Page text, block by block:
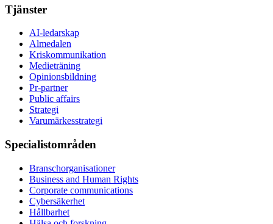
Tjänster
AI-ledarskap
Almedalen
Kris­kommunikation
Medieträning
Opinionsbildning
Pr-partner
Public affairs
Strategi
Varumärkesstrategi
Specialistområden
Branschorganisationer
Business and Human Rights
Corporate communications
Cybersäkerhet
Hållbarhet